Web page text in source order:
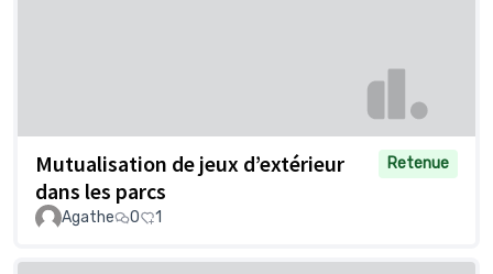
Mutualisation de jeux d’extérieur
dans les parcs
Retenue
Agathe 0 1